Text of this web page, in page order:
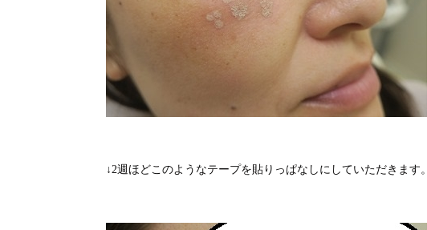
↓2週ほどこのようなテープを貼りっぱなしにしていただきます。